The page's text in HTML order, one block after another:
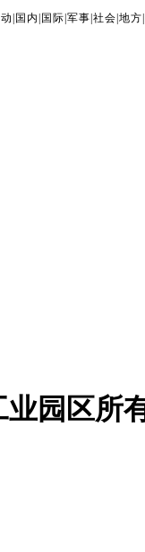
国内 国际 军事 社会 地方
园区所